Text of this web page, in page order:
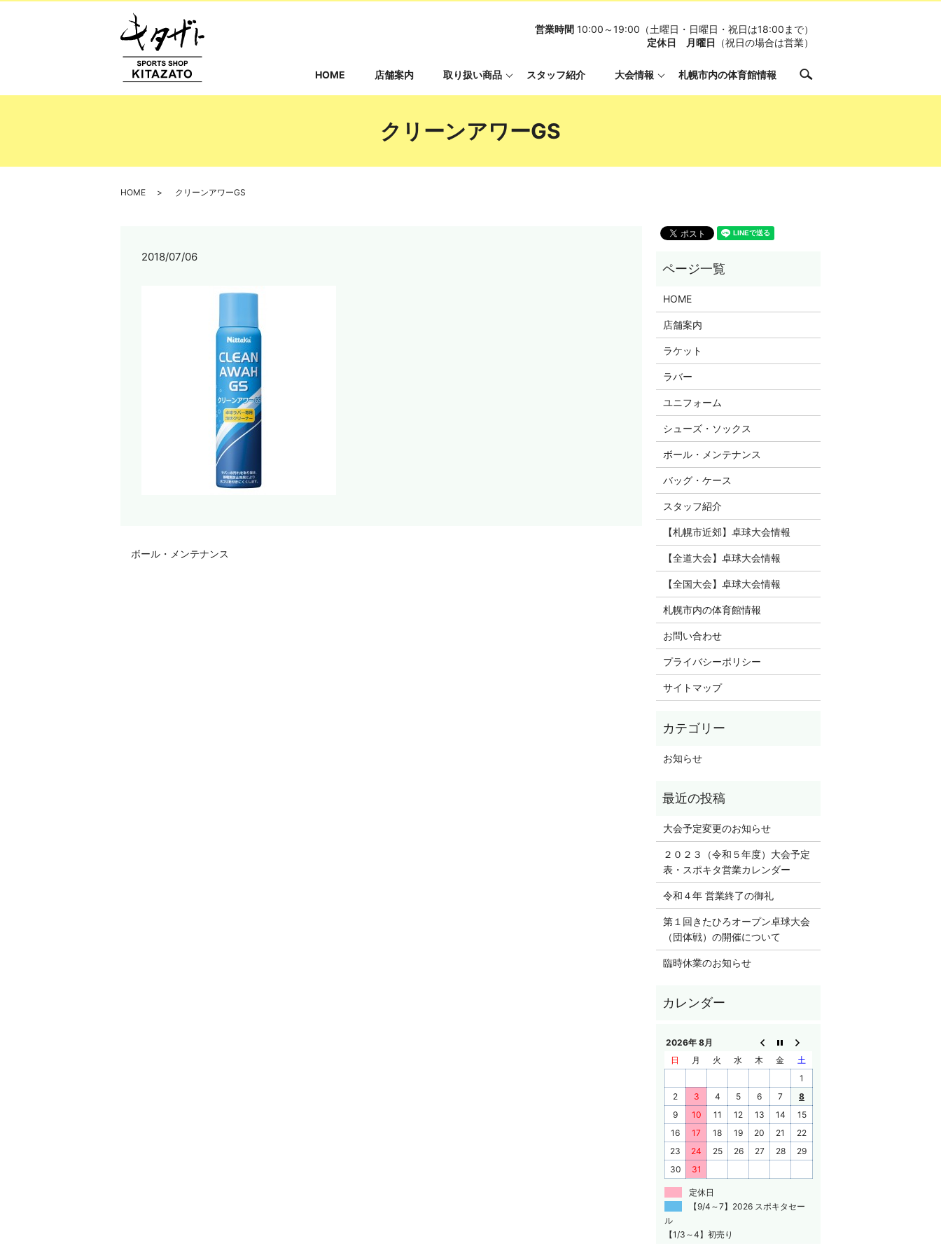
営業時間 10:00～19:00（土曜日・日曜日・祝日は18:00まで）
定休日 月曜日
（祝日の場合は営業）
HOME 店舗案内 取り扱い商品 スタッフ紹介 大会情報 札幌市内の体育館情報 search
クリーンアワーGS
HOME クリーンアワーGS
2018/07/06
ボール・メンテナンス
HOME
店舗案内
ラケット
ラバー
ユニフォーム
シューズ・ソックス
ボール・メンテナンス
バッグ・ケース
スタッフ紹介
【札幌市近郊】卓球大会情報
【全道大会】卓球大会情報
【全国大会】卓球大会情報
札幌市内の体育館情報
お問い合わせ
プライバシーポリシー
サイトマップ
お知らせ
大会予定変更のお知らせ
２０２３（令和５年度）大会予定
表・スポキタ営業カレンダー
令和４年 営業終了の御礼
第１回きたひろオープン卓球大会
（団体戦）の開催について
臨時休業のお知らせ
2026年 8月
日
月 火 水 木 金
土
1
2
3 4 5 6 7
8
9
10 11 12 13 14
15
16
17 18 19 20 21
22
23
24 25 26 27 28
29
30
31
定休日
【9/4～7】2026 スポキタセー
ル
【1/3～4】初売り